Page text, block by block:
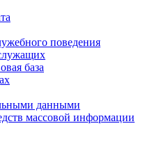
поведения
база
данными
массовой информации